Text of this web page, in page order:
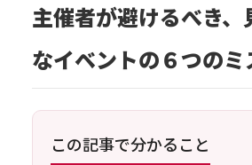
主催者が避けるべき、
なイベントの６つのミ
この記事で分かること